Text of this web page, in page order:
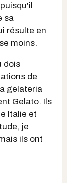
sa
résulte en
moins.
dois
de
gelateria
Gelato. Ils
Italie et
je
ils ont